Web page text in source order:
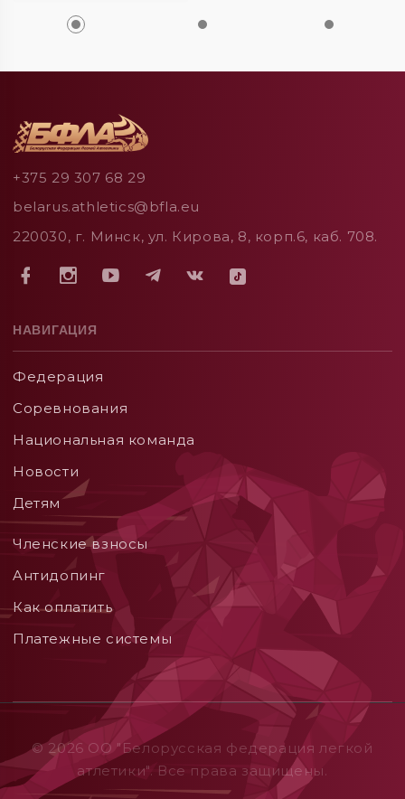
+375 29 307 68 29
belarus.athletics@bfla.eu
220030, г. Минск, ул. Кирова, 8, корп.6, каб. 708.
НАВИГАЦИЯ
Федерация
Соревнования
Национальная команда
Новости
Детям
Членские взносы
Aнтидопинг
Как оплатить
Платежные системы
© 2026 ОO "Белорусская федерация легкой
атлетики". Все права защищены.